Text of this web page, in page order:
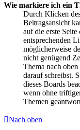
Wie markiere ich ein
Durch Klicken
Beitragsansicht
auf die erste
entsprechenden
möglicherweise
nicht genügend
Thema nach
darauf schreibst.
dieses Boards
wenn ohne
Themen
Nach oben